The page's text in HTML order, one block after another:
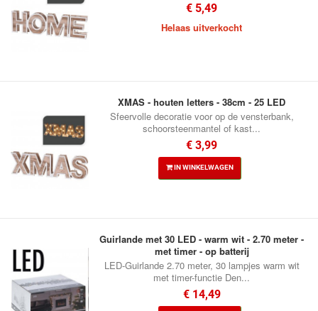
€ 5,49
Helaas uitverkocht
XMAS - houten letters - 38cm - 25 LED
Sfeervolle decoratie voor op de vensterbank,
schoorsteenmantel of kast...
€ 3,99
IN WINKELWAGEN
Guirlande met 30 LED - warm wit - 2.70 meter -
met timer - op batterij
LED-Guirlande 2.70 meter, 30 lampjes warm wit
met timer-functie Den...
€ 14,49